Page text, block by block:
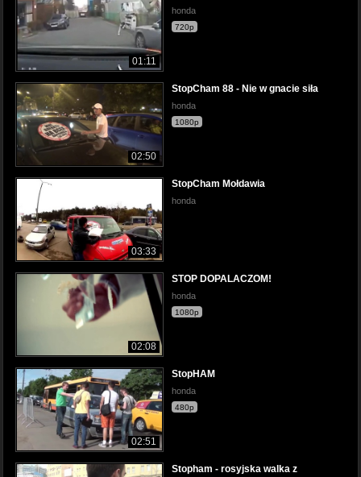
01:11
honda
720p
02:50
StopCham 88 - Nie w gnacie siła
honda
1080p
03:33
StopCham Mołdawia
honda
02:08
STOP DOPALACZOM!
honda
1080p
02:51
StopHAM
honda
480p
Stopham - rosyjska walka z